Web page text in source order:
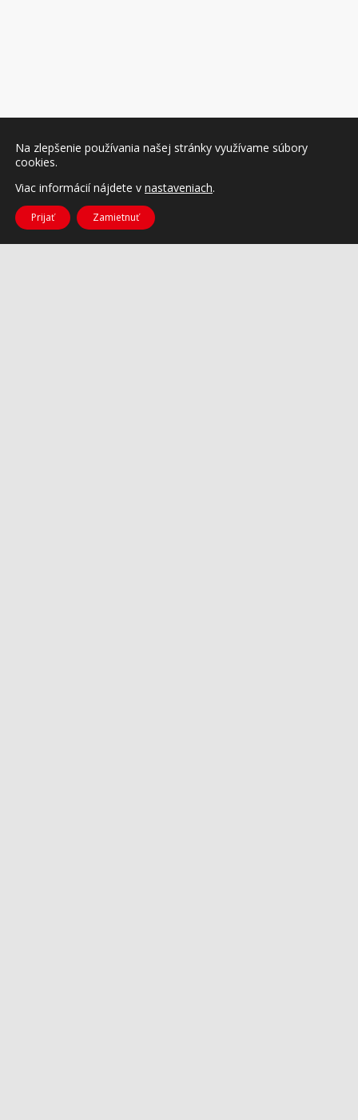
Na zlepšenie používania našej stránky využívame súbory
cookies.
Viac informácií nájdete v nastaveniach.
Prijať Zamietnuť